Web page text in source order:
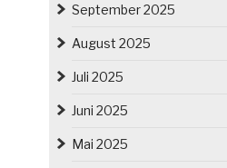
September 2025
August 2025
Juli 2025
Juni 2025
Mai 2025